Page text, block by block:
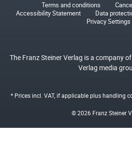
Terms and conditions
Accessibility Statement
Data
Privacy Settings
The Franz Steiner Verlag is a company
Verlag media
* Prices incl. VAT, if applicable plushandling
© 2026 Franz Steiner